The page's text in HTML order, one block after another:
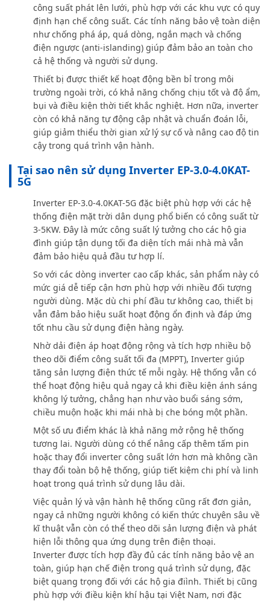
công suất phát lên lưới, phù hợp với các khu vực có quy
định hạn chế công suất. Các tính năng bảo vệ toàn diện
như chống phá áp, quá dòng, ngắn mạch và chống
điện ngược (anti-islanding) giúp đảm bảo an toàn cho
cả hệ thống và người sử dụng.
Thiết bị được thiết kế hoạt động bền bỉ trong môi
trường ngoài trời, có khả năng chống chịu tốt và độ ẩm,
bụi và điều kiện thời tiết khắc nghiệt. Hơn nữa, inverter
còn có khả năng tự động cập nhật và chuẩn đoán lỗi,
giúp giảm thiểu thời gian xử lý sự cố và nâng cao độ tin
cậy trong quá trình vận hành.
Tại sao nên sử dụng Inverter EP-3.0-4.0KAT-
5G
Inverter EP-3.0-4.0KAT-5G đặc biệt phù hợp với các hệ
thống điện mặt trời dân dụng phổ biến có công suất từ
3-5KW. Đây là mức công suất lý tưởng cho các hộ gia
đình giúp tận dụng tối đa diện tích mái nhà mà vẫn
đảm bảo hiệu quả đầu tư hợp lí.
So với các dòng inverter cao cấp khác, sản phẩm này có
mức giá dễ tiếp cận hơn phù hợp với nhiều đối tượng
người dùng. Mặc dù chi phí đầu tư không cao, thiết bị
vẫn đảm bảo hiệu suất hoạt động ổn định và đáp ứng
tốt nhu cầu sử dụng điện hàng ngày.
Nhờ dải điện áp hoạt động rộng và tích hợp nhiều bộ
theo dõi điểm công suất tối đa (MPPT), Inverter giúp
tăng sản lượng điện thức tế mỗi ngày. Hệ thống vẫn có
thể hoạt động hiệu quả ngay cả khi điều kiện ánh sáng
không lý tưởng, chẳng hạn như vào buổi sáng sớm,
chiều muộn hoặc khi mái nhà bị che bóng một phần.
Một số ưu điểm khác là khả năng mở rộng hệ thống
tương lai. Người dùng có thể nâng cấp thêm tấm pin
hoặc thay đổi inverter công suất lớn hơn mà không cần
thay đổi toàn bộ hệ thống, giúp tiết kiệm chi phí và linh
hoạt trong quá trình sử dụng lâu dài.
Việc quản lý và vận hành hệ thống cũng rất đơn giản,
ngay cả những người không có kiến thức chuyên sâu về
kĩ thuật vẫn còn có thể theo dõi sản lượng điện và phát
hiện lỗi thông qua ứng dụng trên điện thoại.
Inverter được tích hợp đầy đủ các tính năng bảo vệ an
toàn, giúp hạn chế điện trong quá trình sử dụng, đặc
biệt quang trọng đối với các hộ gia điình. Thiết bị cũng
phù hợp với điều kiện khí hậu tại Việt Nam, nơi đặc